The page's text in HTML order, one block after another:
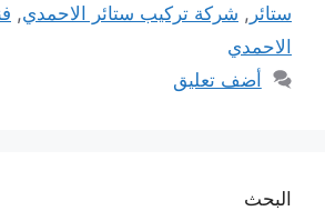
ستائر , شركة تركيب ستائر الاحمدي,
الاحمدي
أضف تعليق
البحث